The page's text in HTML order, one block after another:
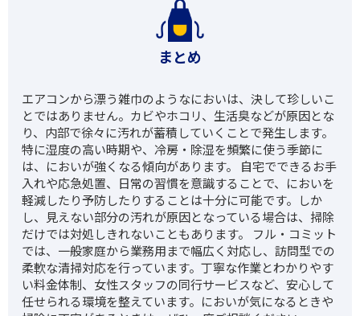
まとめ
エアコンから漂う雑巾のようなにおいは、決して珍しいこ
とではありません。カビやホコリ、生活臭などが原因とな
り、内部で徐々に汚れが蓄積していくことで発生します。
特に湿度の高い時期や、冷房・除湿を頻繁に使う季節に
は、においが強くなる傾向があります。 自宅でできるお手
入れや応急処置、日常の習慣を意識することで、においを
軽減したり予防したりすることは十分に可能です。しか
し、見えない部分の汚れが原因となっている場合は、掃除
だけでは対処しきれないこともあります。 フル・コミット
では、一般家庭から業務用まで幅広く対応し、訪問型での
柔軟な清掃対応を行っています。丁寧な作業とわかりやす
い料金体制、女性スタッフの同行サービスなど、安心して
任せられる環境を整えています。においが気になるときや